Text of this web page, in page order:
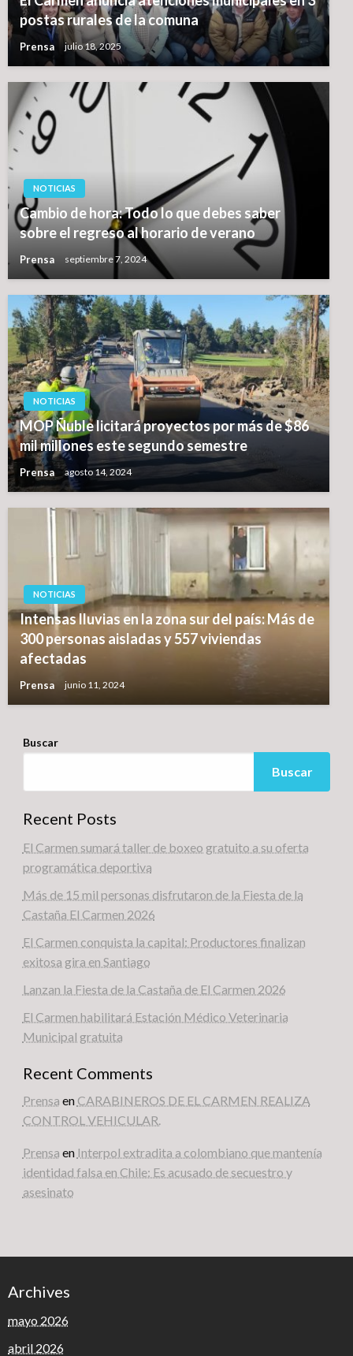
postas rurales de la comuna
Prensa julio 18, 2025
NOTICIAS
Cambio de hora: Todo lo que debes saber
sobre el regreso al horario de verano
Prensa septiembre 7, 2024
NOTICIAS
MOP Ñuble licitará proyectos por más de $86
mil millones este segundo semestre
Prensa agosto 14, 2024
NOTICIAS
Intensas lluvias en la zona sur del país: Más de
300 personas aisladas y 557 viviendas
afectadas
Prensa junio 11, 2024
Buscar
Buscar
Recent Posts
El Carmen sumará taller de boxeo gratuito a su oferta
programática deportiva
Más de 15 mil personas disfrutaron de la Fiesta de la
Castaña El Carmen 2026
El Carmen conquista la capital: Productores finalizan
exitosa gira en Santiago
Lanzan la Fiesta de la Castaña de El Carmen 2026
El Carmen habilitará Estación Médico Veterinaria
Municipal gratuita
Recent Comments
Prensa en CARABINEROS DE EL CARMEN REALIZA
CONTROL VEHICULAR.
Prensa en Interpol extradita a colombiano que mantenía
identidad falsa en Chile: Es acusado de secuestro y
asesinato
Archives
mayo 2026
abril 2026